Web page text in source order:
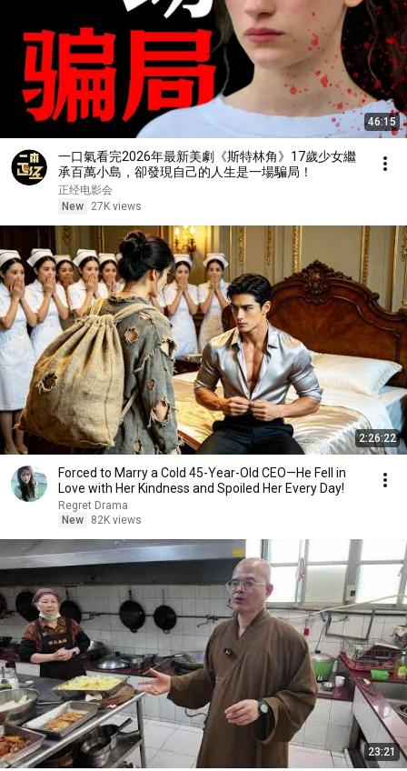
46:15
一口氣看完2026年最新美劇《斯特林角》17歲少女繼
承百萬小島，卻發現自己的人生是一場騙局！
正经电影会
New
27K views
2:26:22
Forced to Marry a Cold 45-Year-Old CEO—He Fell in
Love with Her Kindness and Spoiled Her Every Day!
Regret Drama
New
82K views
23:21